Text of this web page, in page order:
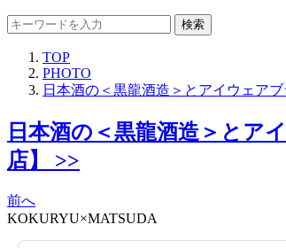
検索
TOP
PHOTO
日本酒の＜黒龍酒造＞とアイウェア
日本酒の＜黒龍酒造＞とア
店】 >>
前へ
KOKURYU×MATSUDA